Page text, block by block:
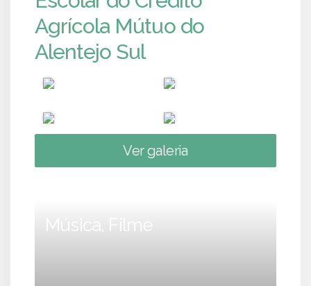
Agrícola Mútuo do
Alentejo Sul
Ver galeria
Música, Filme